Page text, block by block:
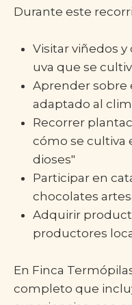
Durante este
Visitar viñedos
uva que se
Aprender sobre
adaptado al
Recorrer
cómo se cultiva
dioses"
Participar en
chocolates
Adquirir
productores
En Finca
completo que